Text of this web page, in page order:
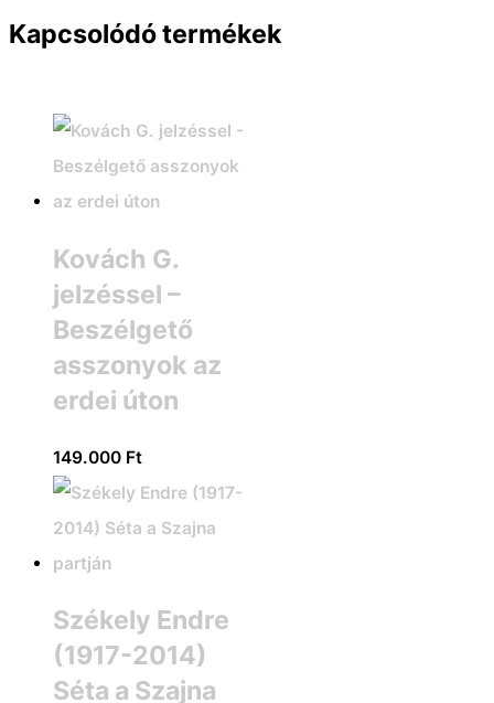
Kapcsolódó termékek
Kovách G.
jelzéssel –
Beszélgető
asszonyok az
erdei úton
149.000 Ft
Székely Endre
(1917-2014)
Séta a Szajna